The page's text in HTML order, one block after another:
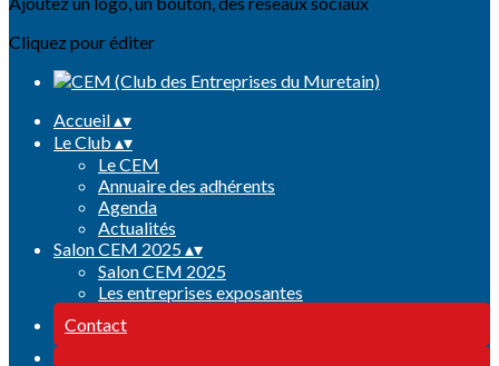
Cliquez pour éditer
Accueil▴▾
Le Club ▴▾
Le CEM
Annuaire des adhérents
Agenda
Actualités
Salon CEM 2025▴▾
Salon CEM 2025
Les entreprises exposantes
Contact